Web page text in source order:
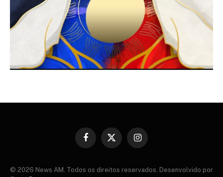
Facebook
X
Instagram
© 2026 News AM. Todos os direitos reservados. Desenvolvido por